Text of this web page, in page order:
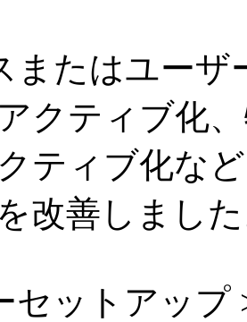
またはユー
クティブ化
ティブ化な
改善しまし
セットアッ